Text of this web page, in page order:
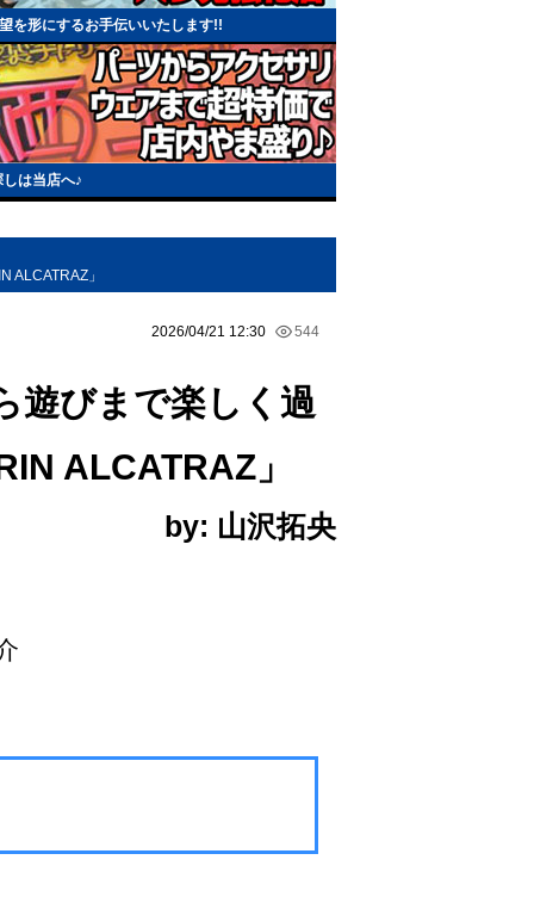
を形にするお手伝いいたします!!
は当店へ♪
ALCATRAZ」
2026/04/21 12:30 544
遊びまで楽しく過
ALCATRAZ」
by: 山沢拓央